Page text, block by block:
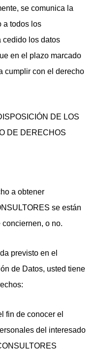
se comunica la
a todos los
cedido los datos
en el plazo marcado
cumplir con el derecho
DE LOS
DE DERECHOS
a obtener
se están
o no.
previsto en el
de Datos, usted tiene
fin de conocer el
del interesado